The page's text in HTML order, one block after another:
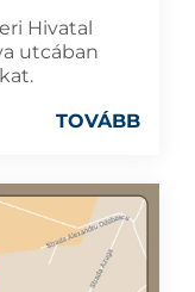
Hivatal
utcában
TOVÁBB